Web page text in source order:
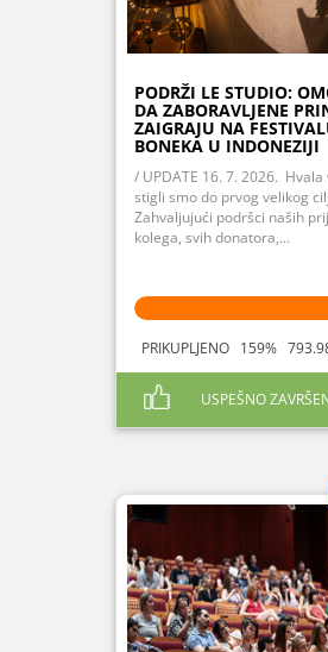
PODRŽI LE STUDIO:
DA ZABORAVLJENE
ZAIGRAJU NA
BONEKA U INDONEZIJI
/ UPDATE 16. 7. 2026. Hvala
stigli smo do prvog velikog
Zahvaljujući podršci naših
kolega, svih donatora,...
PRIKUPLJENO 159%
USPEŠNO